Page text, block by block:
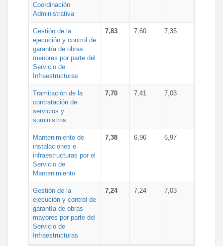
Coordinación
Administrativa
Gestión de la
ejecución y control de
garantía de obras
menores por parte del
Servicio de
Infraestructuras
7,83 7,60 7,35
Tramitación de la
contratación de
servicios y
suministros
7,70 7,41 7,03
Mantenimiento de
instalaciones e
infraestructuras por el
Servicio de
Mantenimiento
7,38 6,96 6,97
Gestión de la
ejecución y control de
garantía de obras
mayores por parte del
Servicio de
Infraestructuras
7,24 7,24 7,03